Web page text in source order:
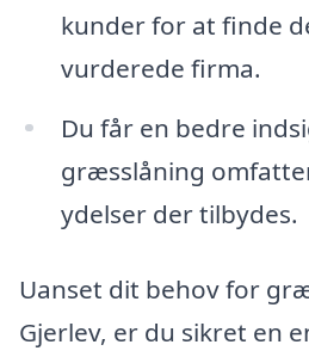
kunder for at finde
vurderede firma.
Du får en bedre
græsslåning
ydelser der tilbydes.
Uanset dit behov for
Gjerlev, er du sikret en